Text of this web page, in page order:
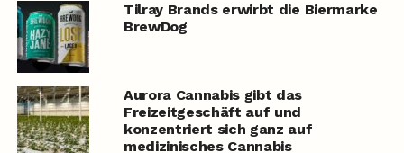
Tilray Brands erwirbt die Biermarke
BrewDog
Aurora Cannabis gibt das
Freizeitgeschäft auf und
konzentriert sich ganz auf
medizinisches Cannabis